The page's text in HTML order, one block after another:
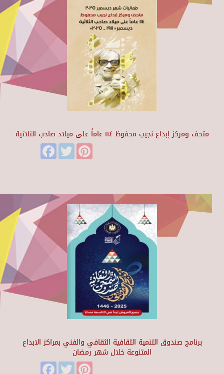
متحف ومركز إبداع نجيب محفوظ ١١٤ عاماً على ميلاد صاحب الثلاثية
FacebookTwitter
برنامج صندوق التنمية الثقافية الثقافي والفني بمراكز الابداع
المتنوعة خلال شهر رمضان
FacebookTwitter